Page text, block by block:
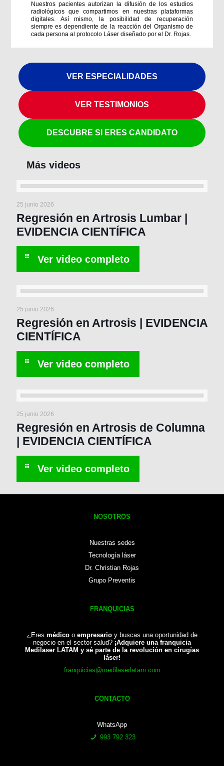
Nuestros pacientes autorizan la difusión de los estudios
radiológicos que compartimos en nuestras plataformas
digitales. Así mismo, la posibilidad de recuperación
siempre es dependiente de la reacción del Organismo de
cada persona al protocolo Láser diseñado por el Dr. Rojas.
VER ESPECIALIDADES
VER TESTIMONIOS
DESCUBRE SI ERES CANDIDATO
25 junio 2026
Regresión en Artrosis Lumbar |
EVIDENCIA CIENTÍFICA
25 junio 2026
Regresión en Artrosis | EVIDENCIA
CIENTÍFICA
25 junio 2026
Regresión en Artrosis de Columna
| EVIDENCIA CIENTÍFICA
NOSOTROS
Nuestras sedes
Tecnología láser
Dr. Christian Rojas
Grupo Preventis
FRANQUICIAS
¿Eres médicoo empresarioy buscas una oportunidad de
negocio en el sector salud? ¡Adquiere una franquicia
Medilaser LATAM y sé parte de la revolución en cirugías
láser!
franquicias@medilaserlatam.com
CONTACTO
WhatsApp
993 792 323